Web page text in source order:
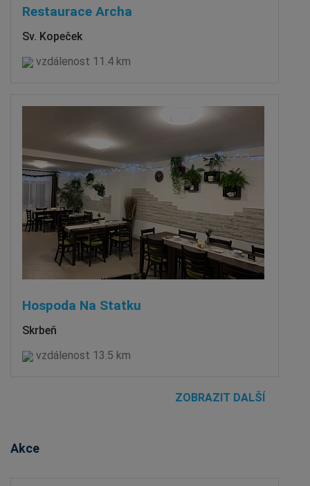
Restaurace Archa
Sv. Kopeček
vzdálenost 11.4 km
Hospoda Na Statku
Skrbeň
vzdálenost 13.5 km
ZOBRAZIT DALŠÍ
Akce